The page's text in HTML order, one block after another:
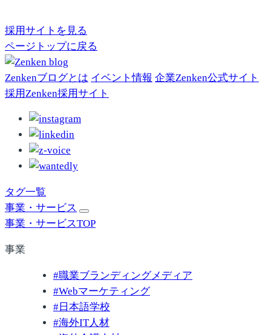
採用サイトを見る
ページトップに戻る
Zenkenブログとは イベント情報 企業Zenken公式サイト
採用 Zenken採用サイト
タグ一覧
事業・サービス
事業・サービスTOP
事業
#職業ブランディングメディア
#Webマーケティング
# 日本語学校
#海外IT人材